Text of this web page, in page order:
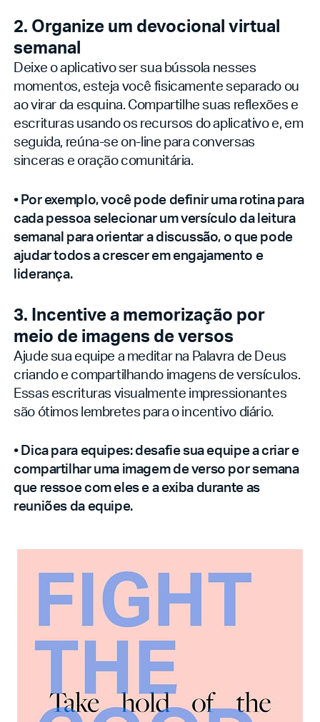
2. Organize um devocional virtual
semanal
Deixe o aplicativo ser sua bússola nesses
momentos, esteja você fisicamente separado ou
ao virar da esquina. Compartilhe suas reflexões e
escrituras usando os recursos do aplicativo e, em
seguida, reúna-se on-line para conversas
sinceras e oração comunitária.
• Por exemplo, você pode definir uma rotina para
cada pessoa selecionar um versículo da leitura
semanal para orientar a discussão, o que pode
ajudar todos a crescer em engajamento e
liderança.
3. Incentive a memorização por
meio de imagens de versos
Ajude sua equipe a meditar na Palavra de Deus
criando e compartilhando imagens de versículos.
Essas escrituras visualmente impressionantes
são ótimos lembretes para o incentivo diário.
• Dica para equipes: desafie sua equipe a criar e
compartilhar uma imagem de verso por semana
que ressoe com eles e a exiba durante as
reuniões da equipe.